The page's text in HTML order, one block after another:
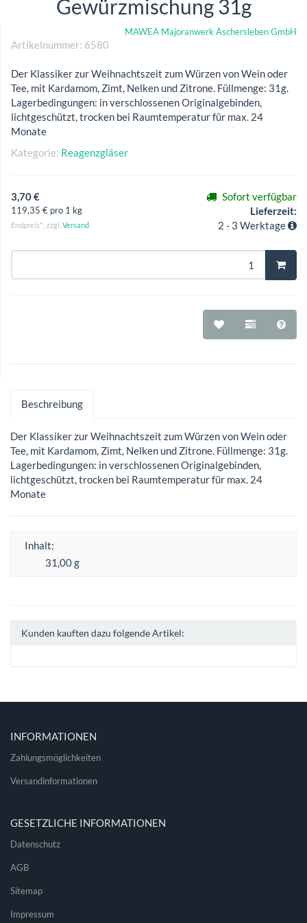
Gewürzmischung 31g
MAWEA Majoranwerk Aschersleben GmbH
Artikelnummer: 6580
Der Klassiker zur Weihnachtszeit zum Würzen von Wein oder
Tee, mit Kardamom, Zimt, Nelken und Zitrone. Füllmenge: 31g.
Lagerbedingungen: in verschlossenen Originalgebinden,
lichtgeschützt, trocken bei Raumtemperatur für max. 24
Monate
Kategorie: Reagenzgläser
3,70 €
119,35 € pro 1 kg
Endpreis* , zzgl. Versand
Sofort verfügbar
Lieferzeit:
2 - 3 Werktage
Beschreibung
Der Klassiker zur Weihnachtszeit zum Würzen von Wein oder
Tee, mit Kardamom, Zimt, Nelken und Zitrone. Füllmenge: 31g.
Lagerbedingungen: in verschlossenen Originalgebinden,
lichtgeschützt, trocken bei Raumtemperatur für max. 24
Monate
Inhalt:
31,00 g
Kunden kauften dazu folgende Artikel:
INFORMATIONEN
Zahlungsmöglichkeiten
Versandinformationen
GESETZLICHE INFORMATIONEN
Datenschutz
AGB
Sitemap
Impressum